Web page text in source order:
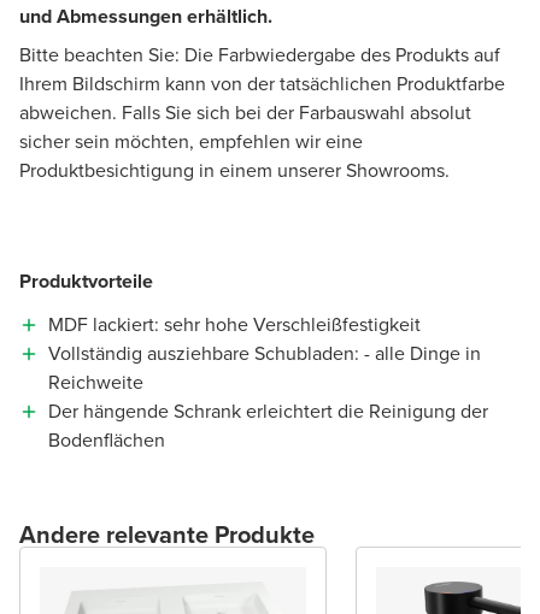
und Abmessungen erhältlich.
Bitte beachten Sie: Die Farbwiedergabe des Produkts auf
Ihrem Bildschirm kann von der tatsächlichen Produktfarbe
abweichen. Falls Sie sich bei der Farbauswahl absolut
sicher sein möchten, empfehlen wir eine
Produktbesichtigung in einem unserer Showrooms.
Produktvorteile
MDF lackiert: sehr hohe Verschleißfestigkeit
Vollständig ausziehbare Schubladen: - alle Dinge in
Reichweite
Der hängende Schrank erleichtert die Reinigung der
Bodenflächen
Andere relevante Produkte